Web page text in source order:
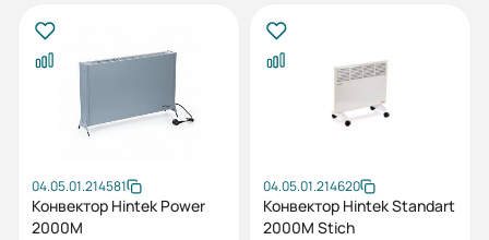
04.05.01.214581
Конвектор Hintek Power
2000M
04.05.01.214620
Конвектор Hintek Standart
2000M Stich